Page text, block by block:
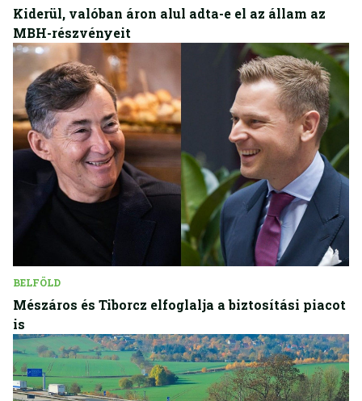
Kiderül, valóban áron alul adta-e el az állam az
MBH-részvényeit
BELFÖLD
Mészáros és Tiborcz elfoglalja a biztosítási piacot
is